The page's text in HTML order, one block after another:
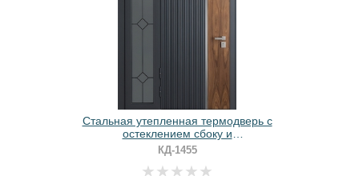
Стальная утепленная термодверь с
остеклением сбоку и
комбинированными панелями МДФ
RAL + шпон
КД-1455